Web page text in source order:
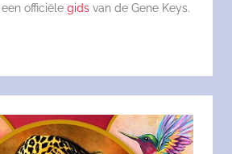
officiële gidsvan de Gene Keys.